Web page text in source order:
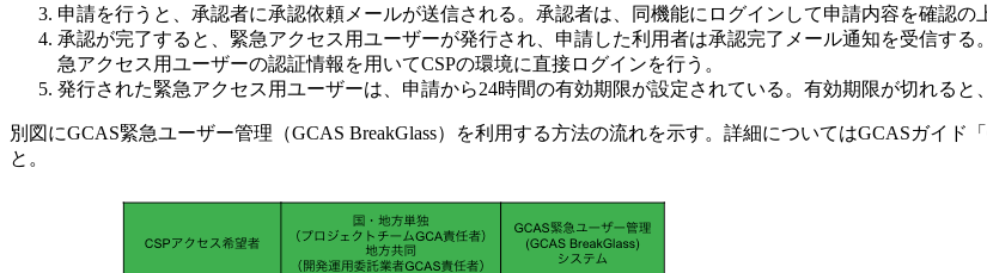
申請を行うと、承認者に承認依頼メールが送信される。承認者は、同機能にログインして申請内容を確認の
承認が完了すると、緊急アクセス用ユーザーが発行され、申請した利用者は承認完了メール通知を受信す
急アクセス用ユーザーの認証情報を用いてCSPの環境に直接ログインを行う。
発行された緊急アクセス用ユーザーは、申請から24時間の有効期限が設定されている。有効期限が切れると
別図にGCAS緊急ユーザー管理（GCAS BreakGlass）を利用する方法の流れを示す。詳細についてはGCASガイ
と。